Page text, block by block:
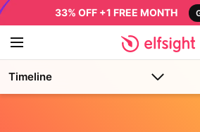
33% OFF +1 FREE MONTH
Timeline